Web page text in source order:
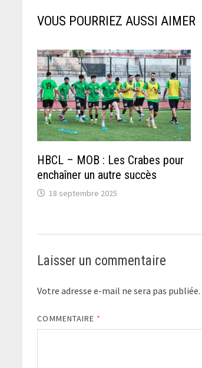
VOUS POURRIEZ AUSSI AIMER
HBCL – MOB : Les Crabes pour
enchaîner un autre succès
18 septembre 2025
Laisser un commentaire
Votre adresse e-mail ne sera pas publiée.
COMMENTAIRE *